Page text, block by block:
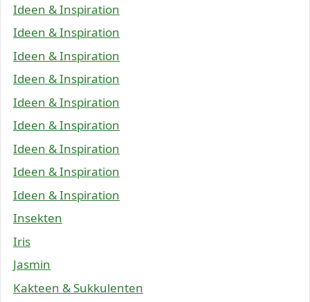
Ideen & Inspiration
Ideen & Inspiration
Ideen & Inspiration
Ideen & Inspiration
Ideen & Inspiration
Ideen & Inspiration
Ideen & Inspiration
Ideen & Inspiration
Ideen & Inspiration
Insekten
Iris
Jasmin
Kakteen & Sukkulenten